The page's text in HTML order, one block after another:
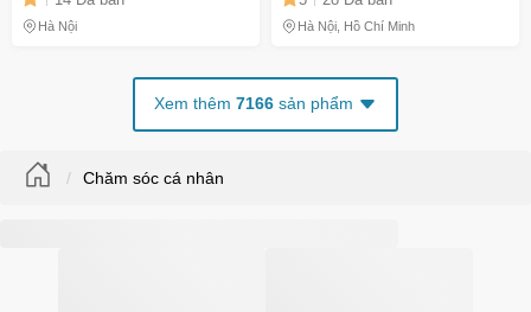
Hà Nội
Quả
Hà Nội, Hồ Chí Minh
Xem thêm 7166 sản phẩm
Chăm sóc cá nhân